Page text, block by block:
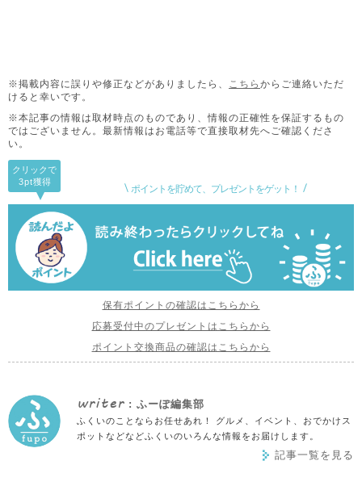
※掲載内容に誤りや修正などがありましたら、 こちら からご連絡いただ
けると幸いです。
※本記事の情報は取材時点のものであり、情報の正確性を保証するもの
ではございません。 最新情報はお電話等で直接取材先へご確認くださ
い。
ポイントを貯めて、プレゼントをゲット！
クリックで
3pt獲得
保有ポイントの確認はこちらから
応募受付中のプレゼントはこちらから
ポイント交換商品の確認はこちらから
writer : ふーぽ編集部
ふくいのことならお任せあれ！ グルメ、イベント、おでかけス
ポットなどなどふくいのいろんな情報をお届けします。
記事一覧を見る